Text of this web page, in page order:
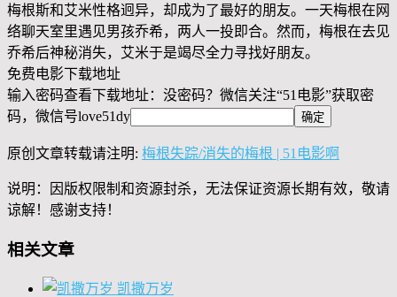
梅根斯和艾米性格迥异，却成为了最好的朋友。一天梅根在网
络聊天室里遇见男孩乔希，两人一投即合。然而，梅根在去见
乔希后神秘消失，艾米于是竭尽全力寻找好朋友。
免费电影下载地址
输入密码查看下载地址：没密码？微信关注“51电影”获取密
码，微信号love51dy
原创文章转载请注明: 梅根失踪/消失的梅根 | 51电影啊
说明：因版权限制和资源封杀，无法保证资源长期有效，敬请
谅解！感谢支持！
相关文章
凯撒万岁